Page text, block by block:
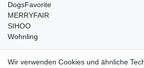
DogsFavorite
MERRYFAIR
SIHOO
Wohnling
weitere Shops
Wir verwenden Cookies und ähnliche